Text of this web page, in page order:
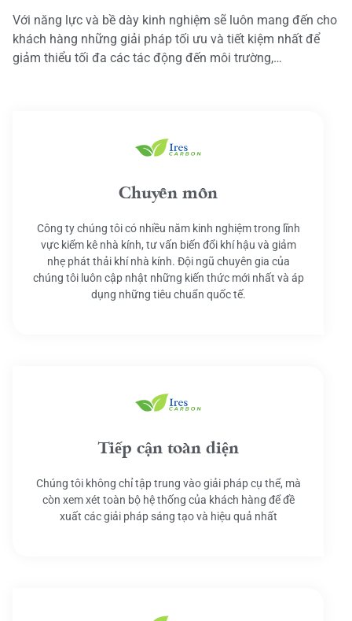
Với năng lực và bề dày kinh nghiệm sẽ luôn mang đến cho
khách hàng những giải pháp tối ưu và tiết kiệm nhất để
giảm thiểu tối đa các tác động đến môi trường,…
Chuyên môn
Công ty chúng tôi có nhiều năm kinh nghiệm trong lĩnh
vực kiểm kê nhà kính, tư vấn biến đổi khí hậu và giảm
nhẹ phát thải khí nhà kính. Đội ngũ chuyên gia của
chúng tôi luôn cập nhật những kiến thức mới nhất và áp
dụng những tiêu chuẩn quốc tế.
Tiếp cận toàn diện
Chúng tôi không chỉ tập trung vào giải pháp cụ thể, mà
còn xem xét toàn bộ hệ thống của khách hàng để đề
xuất các giải pháp sáng tạo và hiệu quả nhất